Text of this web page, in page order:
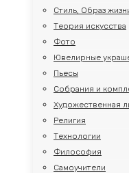
Стиль, Образ
Теория искусства
Фото
Ювелирные
Пьесы
Собрания и
Художественная
Религия
Технологии
Философия
Самоучители